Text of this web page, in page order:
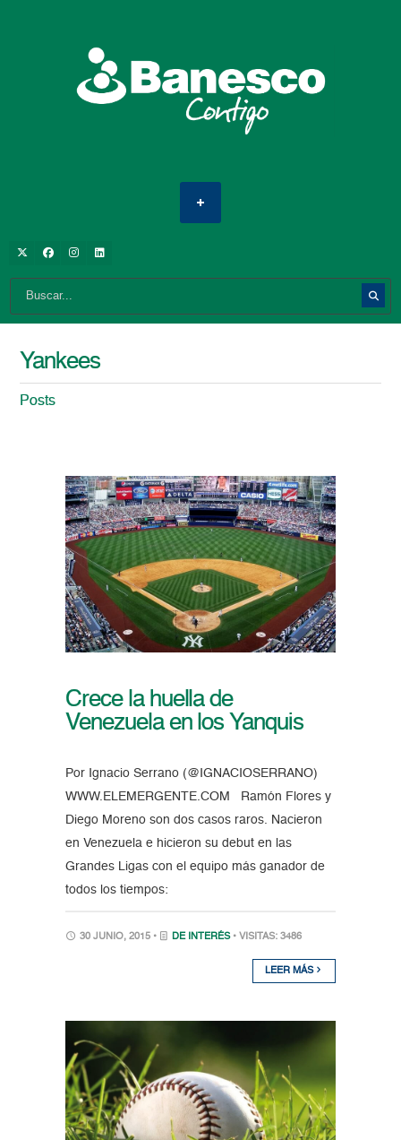
Yankees
Posts
Crece la huella de
Venezuela en los Yanquis
Por Ignacio Serrano (@IGNACIOSERRANO)
WWW.ELEMERGENTE.COM Ramón Flores y
Diego Moreno son dos casos raros. Nacieron
en Venezuela e hicieron su debut en las
Grandes Ligas con el equipo más ganador de
todos los tiempos:
30 JUNIO, 2015 • DE INTERÉS • VISITAS: 3486
LEER MÁS